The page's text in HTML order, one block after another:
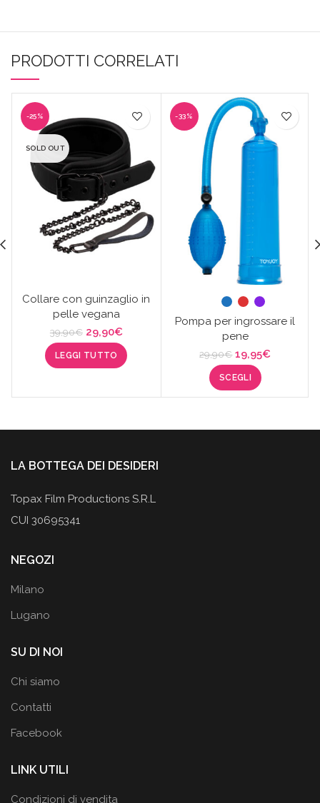
PRODOTTI CORRELATI
-25%
SOLD OUT
Collare con guinzaglio in
pelle vegana
39,90€ Il
prezzo
originale
era:
29,90€Il
prezzo
attuale
LEGGI TUTTO
-33%
Pompa per ingrossare il
pene
29,90€ Il
prezzo
originale
era:
19,95€Il
è:
SCEGLI
LA BOTTEGA DEI DESIDERI
Topax Film Productions S.R.L
CUI 30695341
NEGOZI
Milano
Lugano
SU DI NOI
Chi siamo
Contatti
Facebook
LINK UTILI
Condizioni di vendita